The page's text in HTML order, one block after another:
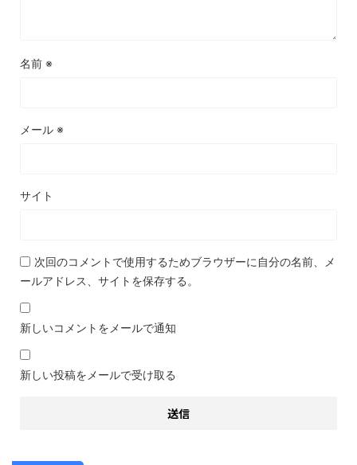
名前 ※
メール ※
サイト
次回のコメントで使用するためブラウザーに自分の名前、メ
ールアドレス、サイトを保存する。
新しいコメントをメールで通知
新しい投稿をメールで受け取る